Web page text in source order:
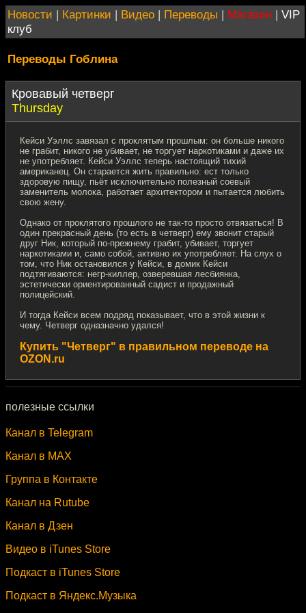
Новости | Картинки | Видео | Переводы | Магазин | VIP
клуб
Переводы Гоблина
Кровавый четверг
Thursday
Кейси Уэллс завязал с проклятым прошлым: он больше никого
не грабит, никого не убивает, не торгует наркотиками и даже их
не употребляет. Кейси Уэллс теперь настоящий тихий
американец. Он старается жить правильно: ест только
здоровую пищу, пьёт исключительно полезный соевый
заменитель молока, работает архитектором и пытается любить
свою жену.
Однако от проклятого прошлого не так-то просто отвязаться! В
один прекрасный день (то есть в четверг) ему звонит старый
друг Ник, который по-прежнему грабит, убивает, торгует
наркотиками и, само собой, активно их употребляет. На слух о
том, что Ник остановился у Кейси, в домик Кейси
подтягиваются: негр-киллер, озверевшая лесбиянка,
эстетически ориентированный садист и продажный
полицейский.
И тогда Кейси всем подряд показывает, что в этой жизни к
чему. Четверг одназначно удался!
Купить "Четверг" в правильном переводе на
OZON.ru
полезные ссылки
Канал в Telegram
Канал в MAX
Группа в Контакте
Канал на Rutube
Канал в Дзен
Видео в iTunes Store
Подкаст в iTunes Store
Подкаст в Яндекс.Музыка